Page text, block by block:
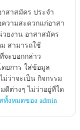
สาสมัคร ประจำ
วามสะดวกแก่อาสา
ยงาน อาสาสมัคร
สามารถใช้
จะบอกกล่าว
ยการ ใส่ข้อมูล
ม่ว่าจะเป็น กิจกรรม
ดีต่างๆ ไม่ว่าอยู่ที่ใด
ทั้งหมดของ admin